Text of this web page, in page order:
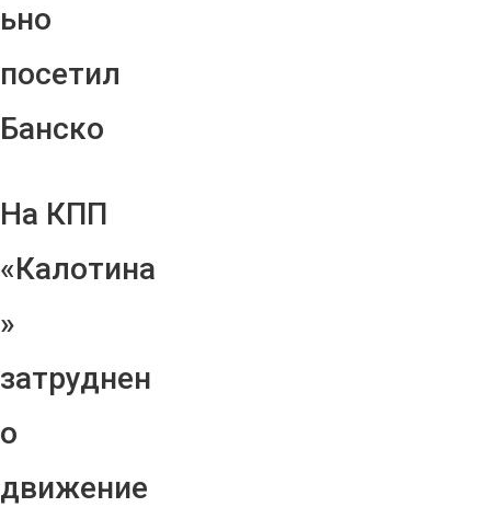
ьно
посетил
Банско
На КПП
«Калотина
»
затруднен
о
движение